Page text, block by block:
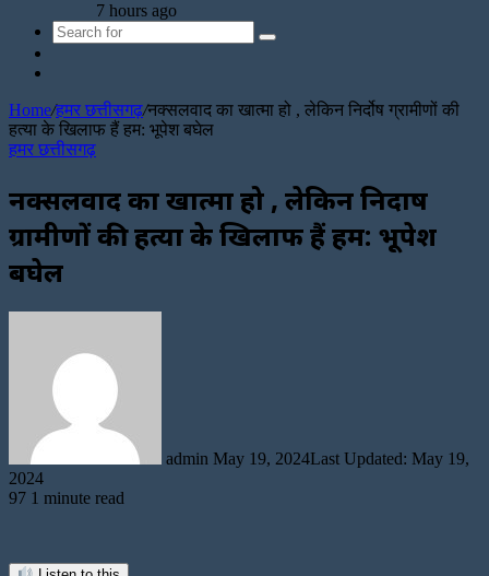
7 hours ago
Search
Home/हमर छत्तीसगढ़/नक्सलवाद का खात्मा हो , लेकिन निर्दोष ग्रामीणों की
हत्या के खिलाफ हैं हम: भूपेश बघेल
हमर छत्तीसगढ़
नक्सलवाद का खात्मा हो , लेकिन निर्दोष
ग्रामीणों की हत्या के खिलाफ हैं हम: भूपेश
बघेल
admin May 19, 2024Last Updated: May 19,
2024
97 1 minute read